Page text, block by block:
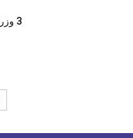
3 وزراء في معبر الكرامة .. ما القصة ؟